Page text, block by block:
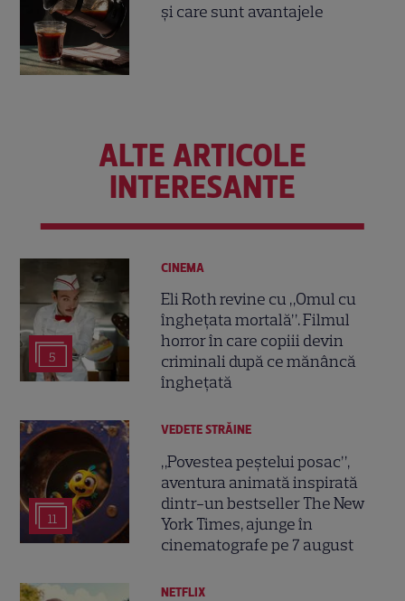
și care sunt avantajele
ALTE ARTICOLE
INTERESANTE
5
CINEMA
Eli Roth revine cu „Omul cu
înghețata mortală”. Filmul
horror în care copiii devin
criminali după ce mănâncă
înghețată
11
VEDETE STRĂINE
„Povestea peștelui posac”,
aventura animată inspirată
dintr-un bestseller The New
York Times, ajunge în
cinematografe pe 7 august
NETFLIX